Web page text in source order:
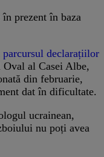
prezent în baza
declarațiilor
al Casei Albe,
din februarie,
dat în dificultate.
ucrainean,
nu poți avea